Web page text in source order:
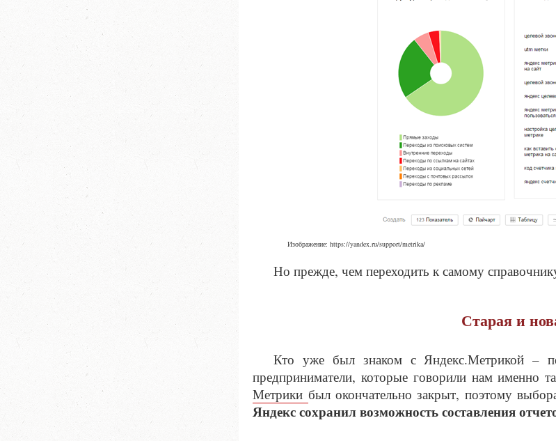
Изображение: https://yandex.ru/support/metrika/
Но прежде, чем переходить к самому
Старая и
Кто уже был знаком с Яндекс.Метрикой –
предприниматели, которые говорили нам именно
Метрики был окончательно закрыт, поэтому
Яндекс сохранил возможность составления